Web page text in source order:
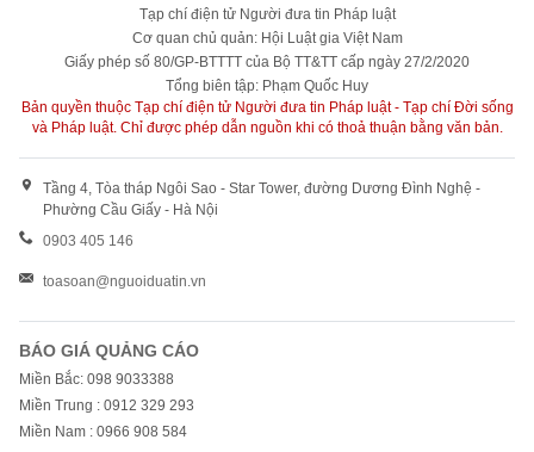
Tạp chí điện tử Người đưa tin Pháp luật
Cơ quan chủ quản: Hội Luật gia Việt Nam
Giấy phép số 80/GP-BTTTT của Bộ TT&TT cấp ngày 27/2/2020
Tổng biên tập: Phạm Quốc Huy
Bản quyền thuộc Tạp chí điện tử Người đưa tin Pháp luật - Tạp chí Đời sống
và Pháp luật. Chỉ được phép dẫn nguồn khi có thoả thuận bằng văn bản.
Tầng 4, Tòa tháp Ngôi Sao - Star Tower, đường Dương Đình Nghệ -
Phường Cầu Giấy - Hà Nội
0903 405 146
toasoan@nguoiduatin.vn
BÁO GIÁ QUẢNG CÁO
Miền Bắc: 098 9033388
Miền Trung : 0912 329 293
Miền Nam : 0966 908 584